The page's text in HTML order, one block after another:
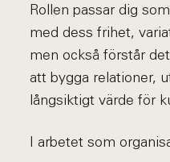
Rollen passar dig
med dess frihet,
men också förstår
att bygga relationer,
långsiktigt värde för
I arbetet som